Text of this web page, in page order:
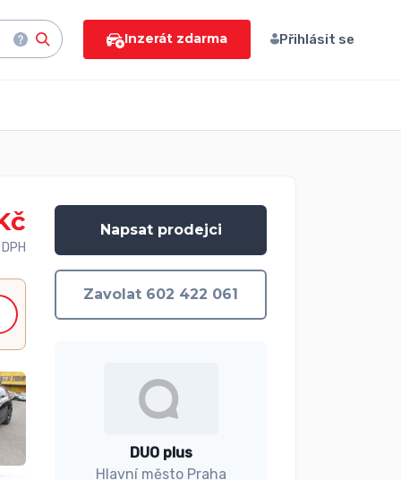
Inzerát zdarma Přihlásit se
Napsat prodejci
Zavolat 602 422 061
DUO plus
Hlavní město Praha